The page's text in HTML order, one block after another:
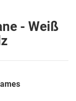
- Weiß